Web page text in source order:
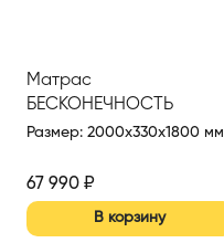
Матрас
БЕСКОНЕЧНОСТЬ
(INFINITY MILD)
Размер: 2000x330x1800 мм
67 990 ₽
В корзину